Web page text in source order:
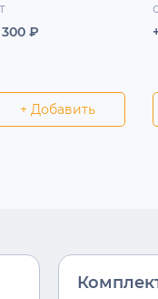
300 ₽
+ Добавить